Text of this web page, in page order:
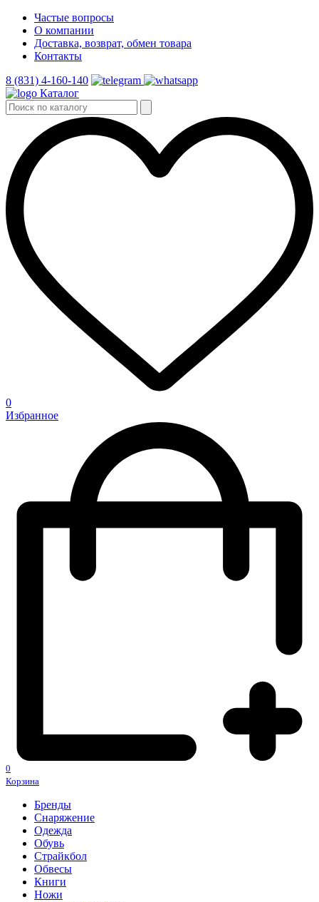
Частые вопросы
О компании
Доставка, возврат, обмен товара
Контакты
8 (831) 4-160-140
Каталог
0
Избранное
0
Корзина
Бренды
Снаряжение
Одежда
Обувь
Страйкбол
Обвесы
Книги
Ножи